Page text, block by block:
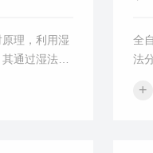
理，利用湿
通过湿法分
。散射光的
全
法
这
+